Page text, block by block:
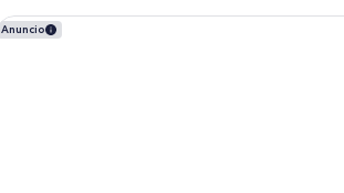
Anuncio
Hollywood